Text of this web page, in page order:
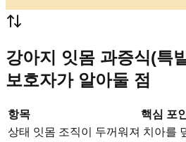
강아지 잇몸 과증식(특
보호자가 알아둘 점
항목
핵심 포
상태 잇몸 조직이 두꺼워져 치아를